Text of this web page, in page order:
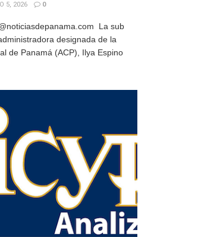
5, 2026 0
La sub
designada de la
de Panamá (ACP), Ilya Espino